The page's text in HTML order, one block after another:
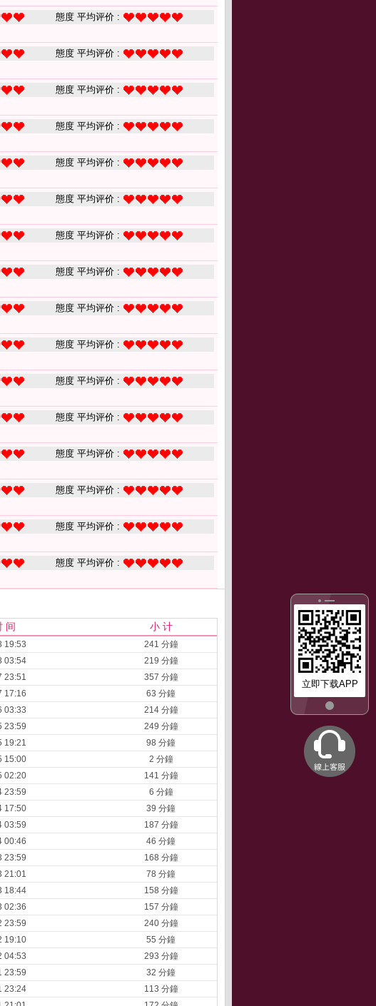
立即下载APP
態度 平均评价 :
態度 平均评价 :
態度 平均评价 :
態度 平均评价 :
態度 平均评价 :
態度 平均评价 :
態度 平均评价 :
態度 平均评价 :
態度 平均评价 :
態度 平均评价 :
態度 平均评价 :
態度 平均评价 :
態度 平均评价 :
態度 平均评价 :
態度 平均评价 :
態度 平均评价 :
间 小 计
19:53
241 分鐘
03:54
219 分鐘
23:51
357 分鐘
17:16
63 分鐘
03:33
214 分鐘
23:59
249 分鐘
19:21
98 分鐘
15:00
2 分鐘
02:20
141 分鐘
23:59
6 分鐘
17:50
39 分鐘
03:59
187 分鐘
00:46
46 分鐘
23:59
168 分鐘
21:01
78 分鐘
18:44
158 分鐘
02:36
157 分鐘
23:59
240 分鐘
19:10
55 分鐘
04:53
293 分鐘
23:59
32 分鐘
23:24
113 分鐘